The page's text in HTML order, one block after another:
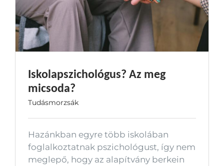
Iskolapszichológus? Az meg
micsoda?
Tudásmorzsák
Hazánkban egyre több iskolában
foglalkoztatnak pszichológust, így nem
meglepő, hogy az alapítvány berkein